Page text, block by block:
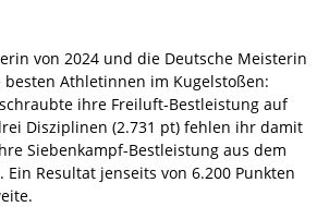
von 2024 und die Deutsche Meisterin
besten Athletinnen im Kugelstoßen:
ihre Freiluft-Bestleistung auf
Disziplinen (2.731 pt) fehlen ihr damit
Siebenkampf-Bestleistung aus dem
Resultat jenseits von 6.200 Punkten